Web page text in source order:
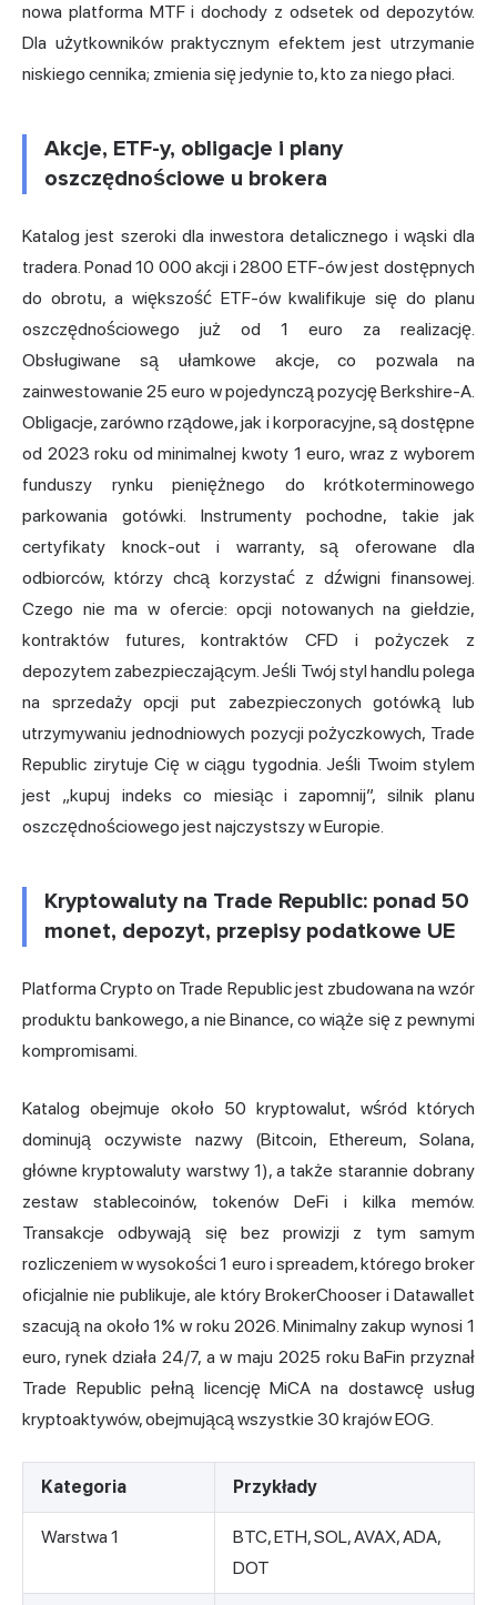
nowa platforma MTF i dochody z odsetek od depozytów.
Dla użytkowników praktycznym efektem jest utrzymanie
niskiego cennika; zmienia się jedynie to, kto za niego płaci.
Akcje, ETF-y, obligacje i plany
oszczędnościowe u brokera
Katalog jest szeroki dla inwestora detalicznego i wąski dla
tradera. Ponad 10 000 akcji i 2800 ETF-ów jest dostępnych
do obrotu, a większość ETF-ów kwalifikuje się do planu
oszczędnościowego już od 1 euro za realizację.
Obsługiwane są ułamkowe akcje, co pozwala na
zainwestowanie 25 euro w pojedynczą pozycję Berkshire-A.
Obligacje, zarówno rządowe, jak i korporacyjne, są dostępne
od 2023 roku od minimalnej kwoty 1 euro, wraz z wyborem
funduszy rynku pieniężnego do krótkoterminowego
parkowania gotówki. Instrumenty pochodne, takie jak
certyfikaty knock-out i warranty, są oferowane dla
odbiorców, którzy chcą korzystać z dźwigni finansowej.
Czego nie ma w ofercie: opcji notowanych na giełdzie,
kontraktów futures, kontraktów CFD i pożyczek z
depozytem zabezpieczającym. Jeśli Twój styl handlu polega
na sprzedaży opcji put zabezpieczonych gotówką lub
utrzymywaniu jednodniowych pozycji pożyczkowych, Trade
Republic zirytuje Cię w ciągu tygodnia. Jeśli Twoim stylem
jest „kupuj indeks co miesiąc i zapomnij”, silnik planu
oszczędnościowego jest najczystszy w Europie.
Kryptowaluty na Trade Republic: ponad 50
monet, depozyt, przepisy podatkowe UE
Platforma Crypto on Trade Republic jest zbudowana na wzór
produktu bankowego, a nie Binance, co wiąże się z pewnymi
kompromisami.
Katalog obejmuje około 50 kryptowalut, wśród których
dominują oczywiste nazwy (Bitcoin, Ethereum, Solana,
główne kryptowaluty warstwy 1), a także starannie dobrany
zestaw stablecoinów, tokenów DeFi i kilka memów.
Transakcje odbywają się bez prowizji z tym samym
rozliczeniem w wysokości 1 euro i spreadem, którego broker
oficjalnie nie publikuje, ale który BrokerChooser i Datawallet
szacują na około 1% w roku 2026. Minimalny zakup wynosi 1
euro, rynek działa 24/7, a w maju 2025 roku BaFin przyznał
Trade Republic pełną licencję MiCA na dostawcę usług
kryptoaktywów, obejmującą wszystkie 30 krajów EOG.
Kategoria Przykłady
Warstwa 1
BTC, ETH, SOL, AVAX, ADA,
DOT